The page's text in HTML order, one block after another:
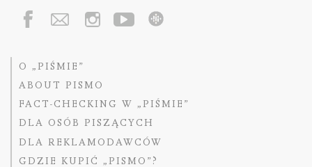
O „PIŚMIE”
ABOUT PISMO
FACT-CHECKING W „PIŚMIE”
DLA OSÓB PISZĄCYCH
DLA REKLAMODAWCÓW
GDZIE KUPIĆ „PISMO”?